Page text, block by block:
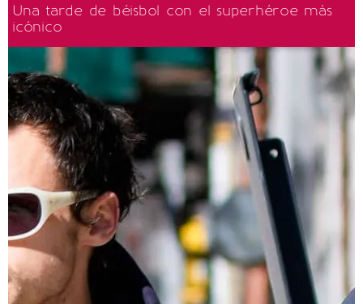
Una tarde de béisbol con el superhéroe más
icónico